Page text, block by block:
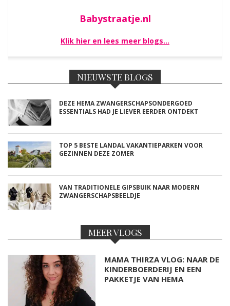
Babystraatje.nl
Klik hier en lees meer blogs…
NIEUWSTE BLOGS
DEZE HEMA ZWANGERSCHAPSONDERGOED
ESSENTIALS HAD JE LIEVER EERDER ONTDEKT
TOP 5 BESTE LANDAL VAKANTIEPARKEN VOOR
GEZINNEN DEZE ZOMER
VAN TRADITIONELE GIPSBUIK NAAR MODERN
ZWANGERSCHAPSBEELDJE
MEER VLOGS
MAMA THIRZA VLOG: NAAR DE
KINDERBOERDERIJ EN EEN
PAKKETJE VAN HEMA